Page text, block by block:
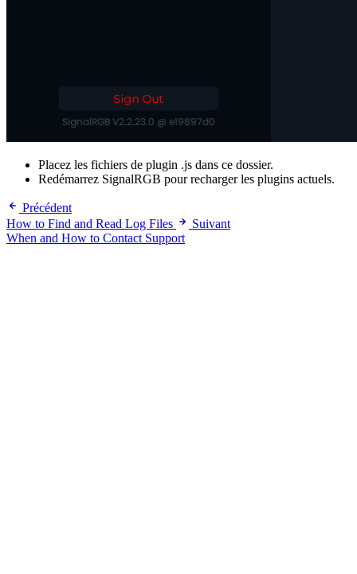
Placez les fichiers de plugin .js dans ce dossier.
Redémarrez SignalRGB pour recharger les plugins actuels.
Précédent
How to Find and Read Log Files
Suivant
When and How to Contact Support